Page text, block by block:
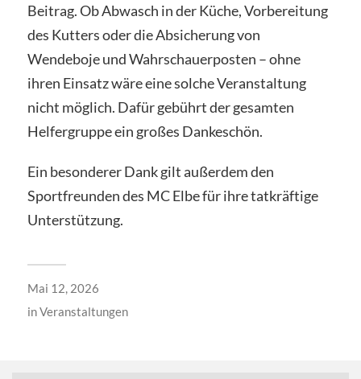
Beitrag. Ob Abwasch in der Küche, Vorbereitung
des Kutters oder die Absicherung von
Wendeboje und Wahrschauerposten – ohne
ihren Einsatz wäre eine solche Veranstaltung
nicht möglich. Dafür gebührt der gesamten
Helfergruppe ein großes Dankeschön.
Ein besonderer Dank gilt außerdem den
Sportfreunden des MC Elbe für ihre tatkräftige
Unterstützung.
Mai 12, 2026
inVeranstaltungen